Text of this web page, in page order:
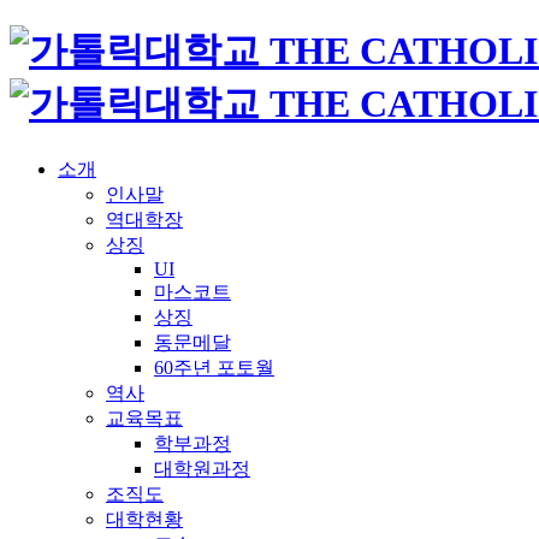
소개
인사말
역대학장
상징
UI
마스코트
상징
동문메달
60주년 포토월
역사
교육목표
학부과정
대학원과정
조직도
대학현황